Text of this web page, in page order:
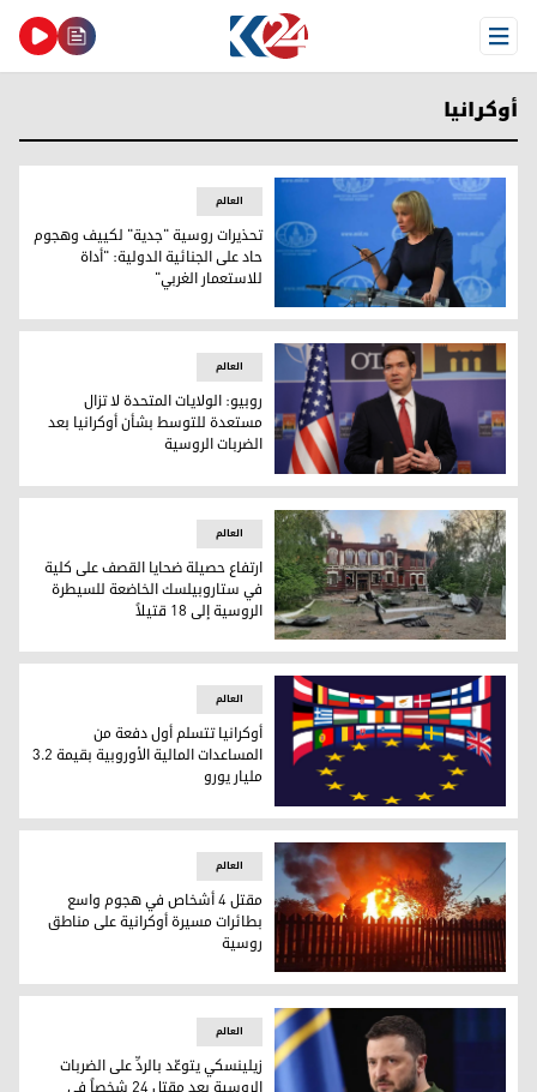
Open Menu
أوكرانيا
المتحدثة باسم الخارجية الروسية ماريا زخاروفا
العالم
تحذيرات روسية "جدية" لكييف وهجوم
حاد على الجنائية الدولية: "أداة
للاستعمار الغربي"
روبيو: الولايات المتحدة لا تزال مستعدة للتوسط بشأن
العالم
روبيو: الولايات المتحدة لا تزال
مستعدة للتوسط بشأن أوكرانيا بعد
الضربات الروسية
ارتفاع حصيلة ضحايا القصف على كلية في ستاروبيلسك الخاضعة
العالم
ارتفاع حصيلة ضحايا القصف على كلية
في ستاروبيلسك الخاضعة للسيطرة
الروسية إلى 18 قتيلاً
أوكرانيا تتسلم أول دفعة من المساعدات المالية الأوروبية بقيمة 3.2 مليار
العالم
أوكرانيا تتسلم أول دفعة من
المساعدات المالية الأوروبية بقيمة 3.2
مليار يورو
مقتل 4 أشخاص في هجوم واسع بطائرات مسيرة أوكرانية على مناطق روسية
العالم
مقتل 4 أشخاص في هجوم واسع
بطائرات مسيرة أوكرانية على مناطق
روسية
العالم
زيلينسكي يتوعّد بالردِّ على الضربات